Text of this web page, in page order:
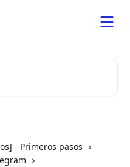
- Primeros pasos